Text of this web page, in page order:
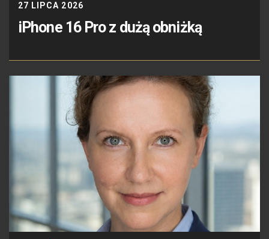
27 LIPCA 2026
iPhone 16 Pro z dużą obniżką